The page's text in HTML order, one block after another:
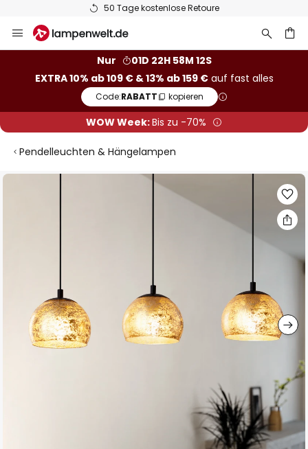
50 Tage kostenlose Retoure
Inhalt
Nur
01D 22H 58M 11S
EXTRA 10% ab 109 € & 13% ab 159 €auf fast alles
Code:RABATT kopieren
WOW Week:Bis zu -70%
Pendelleuchten & Hängelampen
Zum